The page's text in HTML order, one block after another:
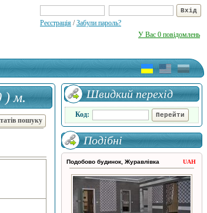
Реєстрація /Забули пароль?
У Вас 0 повідомлень
) м.
пошуку
Швидкий перехід
Код:
Подібні
Подобово будинок, Журавлівка UAH